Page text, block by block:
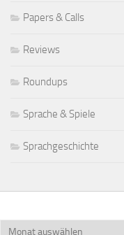
Papers & Calls
Reviews
Roundups
Sprache & Spiele
Sprachgeschichte
Archiv